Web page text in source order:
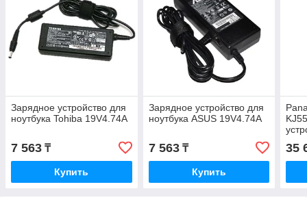
Зарядное устройство для
ноутбука Tohiba 19V4.74A
7 563 ₸
Купить
Зарядное устройство для
ноутбука ASUS 19V4.74A
7 563₸
Купить
35